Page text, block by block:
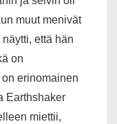
muut menivät
että hän
on
erinomainen
Earthshaker
miettii,